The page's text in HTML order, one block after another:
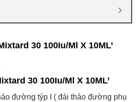
30 100Iu/Ml X 10ML’
30 100Iu/Ml X 10ML’
đường týp I ( đái tháo đường phụ